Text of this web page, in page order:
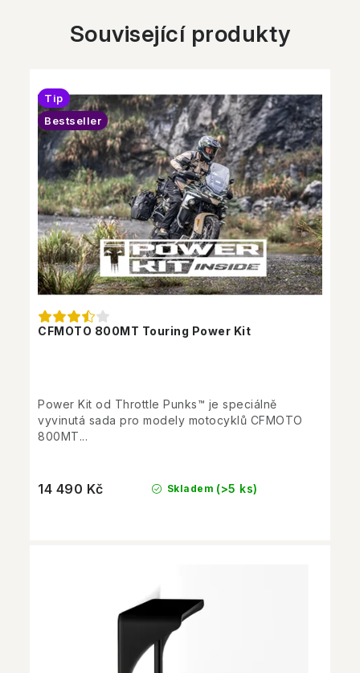
Související produkty
CFMOTO 800MT Touring Power Kit
Tip
Bestseller
Skladem (>5 ks)
14 490 Kč
Power Kit od Throttle Punks™ je speciálně
vyvinutá sada pro modely motocyklů CFMOTO
800MT...